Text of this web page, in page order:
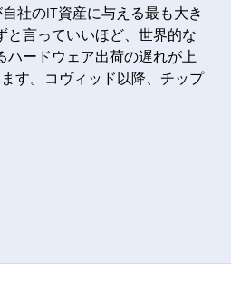
社のIT資産に与える最も大き
と言っていいほど、世界的な
ハードウェア出荷の遅れが上
す。コヴィッド以降、チップ